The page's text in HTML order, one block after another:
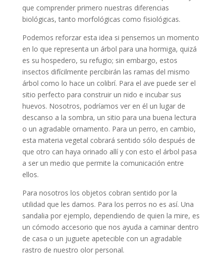
que comprender primero nuestras diferencias
biológicas, tanto morfológicas como fisiológicas.
Podemos reforzar esta idea si pensemos un momento
en lo que representa un árbol para una hormiga, quizá
es su hospedero, su refugio; sin embargo, estos
insectos difícilmente percibirán las ramas del mismo
árbol como lo hace un colibrí. Para el ave puede ser el
sitio perfecto para construir un nido e incubar sus
huevos. Nosotros, podríamos ver en él un lugar de
descanso a la sombra, un sitio para una buena lectura
o un agradable ornamento. Para un perro, en cambio,
esta materia vegetal cobrará sentido sólo después de
que otro can haya orinado allí y con esto el árbol pasa
a ser un medio que permite la comunicación entre
ellos.
Para nosotros los objetos cobran sentido por la
utilidad que les damos. Para los perros no es así. Una
sandalia por ejemplo, dependiendo de quien la mire, es
un cómodo accesorio que nos ayuda a caminar dentro
de casa o un juguete apetecible con un agradable
rastro de nuestro olor personal.